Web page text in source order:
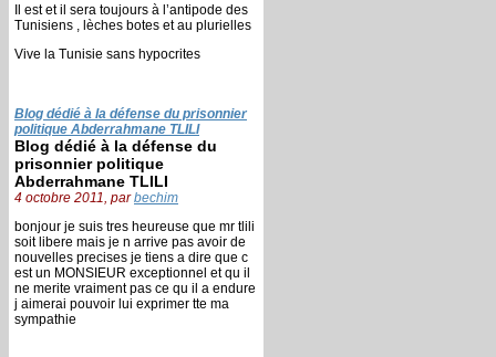
Il est et il sera toujours à l’antipode des
Tunisiens , lèches botes et au plurielles
Vive la Tunisie sans hypocrites
Blog dédié à la défense du prisonnier
politique Abderrahmane TLILI
Blog dédié à la défense du
prisonnier politique
Abderrahmane TLILI
4 octobre 2011, parbechim
bonjour je suis tres heureuse que mr tlili
soit libere mais je n arrive pas avoir de
nouvelles precises je tiens a dire que c
est un MONSIEUR exceptionnel et qu il
ne merite vraiment pas ce qu il a endure
j aimerai pouvoir lui exprimer tte ma
sympathie